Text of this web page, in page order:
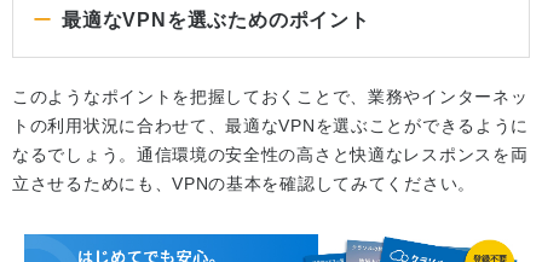
最適なVPNを選ぶためのポイント
このようなポイントを把握しておくことで、業務やインターネッ
トの利用状況に合わせて、最適なVPNを選ぶことができるように
なるでしょう。通信環境の安全性の高さと快適なレスポンスを両
立させるためにも、VPNの基本を確認してみてください。